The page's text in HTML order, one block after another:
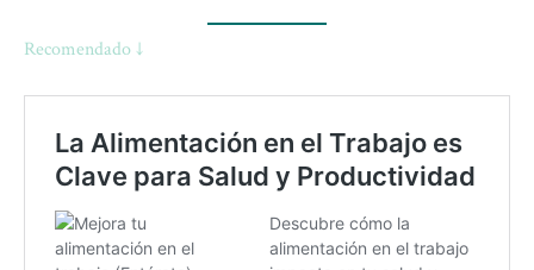
Recomendado ↓